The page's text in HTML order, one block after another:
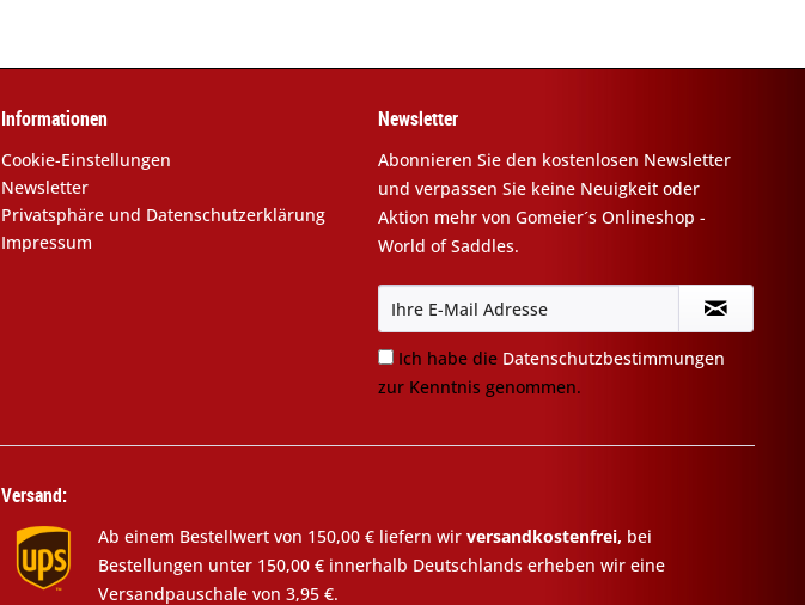
Informationen
Cookie-Einstellungen
Newsletter
Privatsphäre und Datenschutzerklärung
Impressum
Newsletter
Abonnieren Sie den kostenlosen Newsletter
und verpassen Sie keine Neuigkeit oder
Aktion mehr von Gomeier´s Onlineshop -
World of Saddles.
Ich habe die Datenschutzbestimmungen
zur Kenntnis genommen.
Versand:
Ab einem Bestellwert von 150,00 € liefern wir versandkostenfrei, bei
Bestellungen unter 150,00 € innerhalb Deutschlands erheben wir eine
Versandpauschale von 3,95 €.